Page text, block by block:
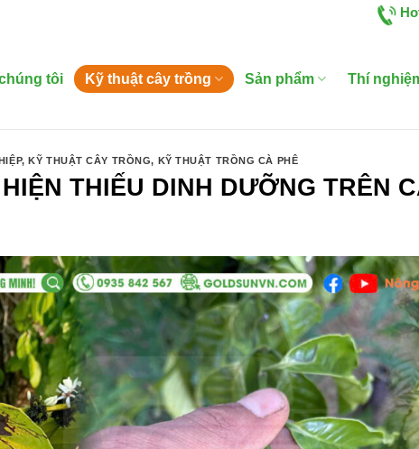
tôi Kỹ thuật cây trồng Sản phẩm Thí
,KỸ THUẬT CÂY TRỒNG, KỸ THUẬT TRỒNG CÀ PHÊ
THIẾU DINH DƯỠNG TRÊN